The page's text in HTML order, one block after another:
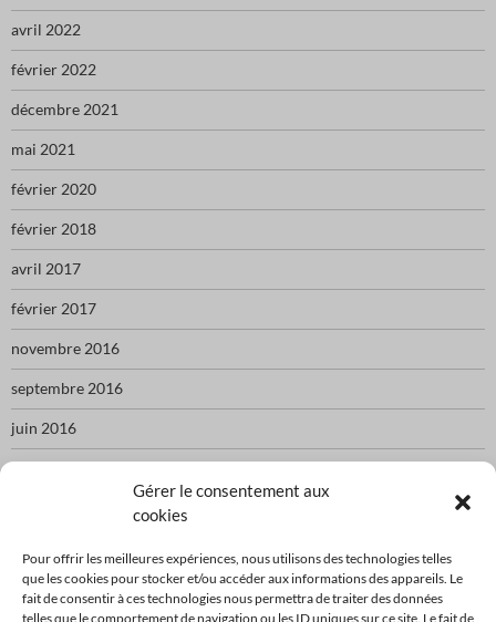
Gérer le consentement aux
cookies
Pour offrir les meilleures expériences, nous utilisons des technologies telles
que les cookies pour stocker et/ou accéder aux informations des appareils. Le
fait de consentir à ces technologies nous permettra de traiter des données
telles que le comportement de navigation ou les ID uniques sur ce site. Le fait de
avril 2022
février 2022
décembre 2021
mai 2021
février 2020
février 2018
avril 2017
février 2017
novembre 2016
septembre 2016
juin 2016
mai 2016
CATÉGORIES
festival